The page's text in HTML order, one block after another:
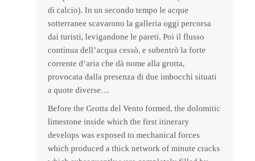
di calcio). In un secondo tempo le acque
sotterranee scavarono la galleria oggi percorsa
dai turisti, levigandone le pareti. Poi il flusso
continua dell’acqua cessò, e subentrò la forte
corrente d’aria che dà nome alla grotta,
provocata dalla presenza di due imbocchi situati
a quote diverse…
Before the Grotta del Vento formed, the dolomitic
limestone inside which the first itinerary
develops was exposed to mechanical forces
which produced a thick network of minute cracks